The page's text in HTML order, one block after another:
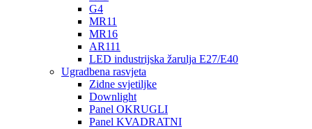
G4
MR11
MR16
AR111
LED industrijska žarulja E27/E40
Ugradbena rasvjeta
Zidne svjetiljke
Downlight
Panel OKRUGLI
Panel KVADRATNI